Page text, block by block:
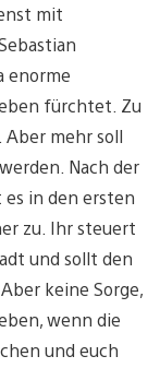
mit
enorme
fürchtet. Zu
Aber mehr soll
Nach der
es in den ersten
zu. Ihr steuert
und sollt den
keine Sorge,
wenn die
und euch